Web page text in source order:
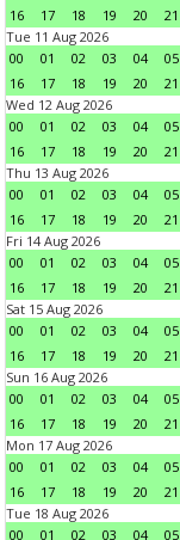
16
17 18 19 20 21
Tue 11 Aug 2026
00
01 02 03 04 05
16
17 18 19 20 21
Wed 12 Aug 2026
00
01 02 03 04 05
16
17 18 19 20 21
Thu 13 Aug 2026
00
01 02 03 04 05
16
17 18 19 20 21
Fri 14 Aug 2026
00
01 02 03 04 05
16
17 18 19 20 21
Sat 15 Aug 2026
00
01 02 03 04 05
16
17 18 19 20 21
Sun 16 Aug 2026
00
01 02 03 04 05
16
17 18 19 20 21
Mon 17 Aug 2026
00
01 02 03 04 05
16
17 18 19 20 21
Tue 18 Aug 2026
00
01 02 03 04 05